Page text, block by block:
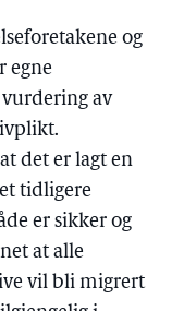
og
egne
av
det er lagt en
tidligere
er sikker og
at alle
vil bli migrert